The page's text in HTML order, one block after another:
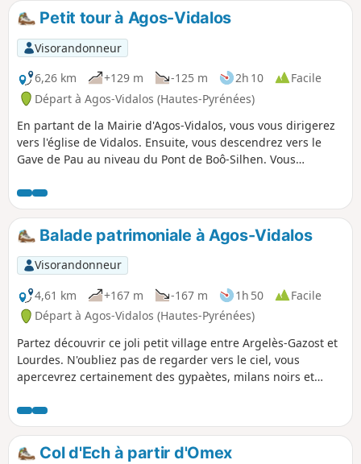
Petit tour à Agos-Vidalos
Visorandonneur
6,26 km
+129 m -125 m 2h 10
Facile
Départ à Agos-Vidalos (Hautes-Pyrénées)
En partant de la Mairie d'Agos-Vidalos, vous vous dirigerez
vers l'église de Vidalos. Ensuite, vous descendrez vers le
Gave de Pau au niveau du Pont de Boô-Silhen. Vous
Tour de Vidalos. Il est possible de gravir la tour (c'est
gratuit) et admirer le panorama sur la vallée d’Argelès et la
chaine des Pyrénées. Retour en longeant le Gave de Pau.
Balade patrimoniale à Agos-Vidalos
Visorandonneur
4,61 km
+167 m -167 m 1h 50
Facile
Départ à Agos-Vidalos (Hautes-Pyrénées)
Partez découvrir ce joli petit village entre Argelès-Gazost et
Lourdes. N'oubliez pas de regarder vers le ciel, vous
apercevrez certainement des gypaètes, milans noirs et
famille avec enfants.
Col d'Ech à partir d'Omex